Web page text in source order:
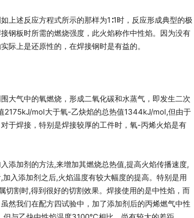
上述反应方程式所示的那样为1∶1时，反应形成典型的极
钢板时所需的燃烧强度，此火焰称作中性焰。因为没有
际上是还原性的，在焊接钢时是有益的。
大气中的氧燃烧，形成二氧化碳和水蒸气，即发生二次
2175kJ/mol大于氧-乙炔焰的总热值1344kJ/mol,但由于
于焊接，特别是焊接较厚的工件时，氧-丙烯火焰是有
添加剂的方法,来增加其燃烧总热值,提高火焰传播速度,
入添加剂之后,火焰温度有较大幅度的提高。特别是用
切割时,得到很好的切割效果。焊接使用的是中性焰，而
然我们在配方四试验中，加了添加剂后的丙烯燃气中性